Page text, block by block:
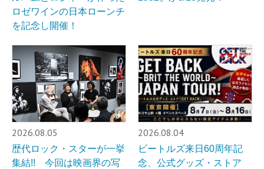
ロゼワインの日本ローンチ
を記念し開催！
2026.08.05
歴代ロック・スターが一挙
集結!! 今回は映画界の写
2026.08.04
ビートルズ来日60周年記
念、公式グッズ・ストア